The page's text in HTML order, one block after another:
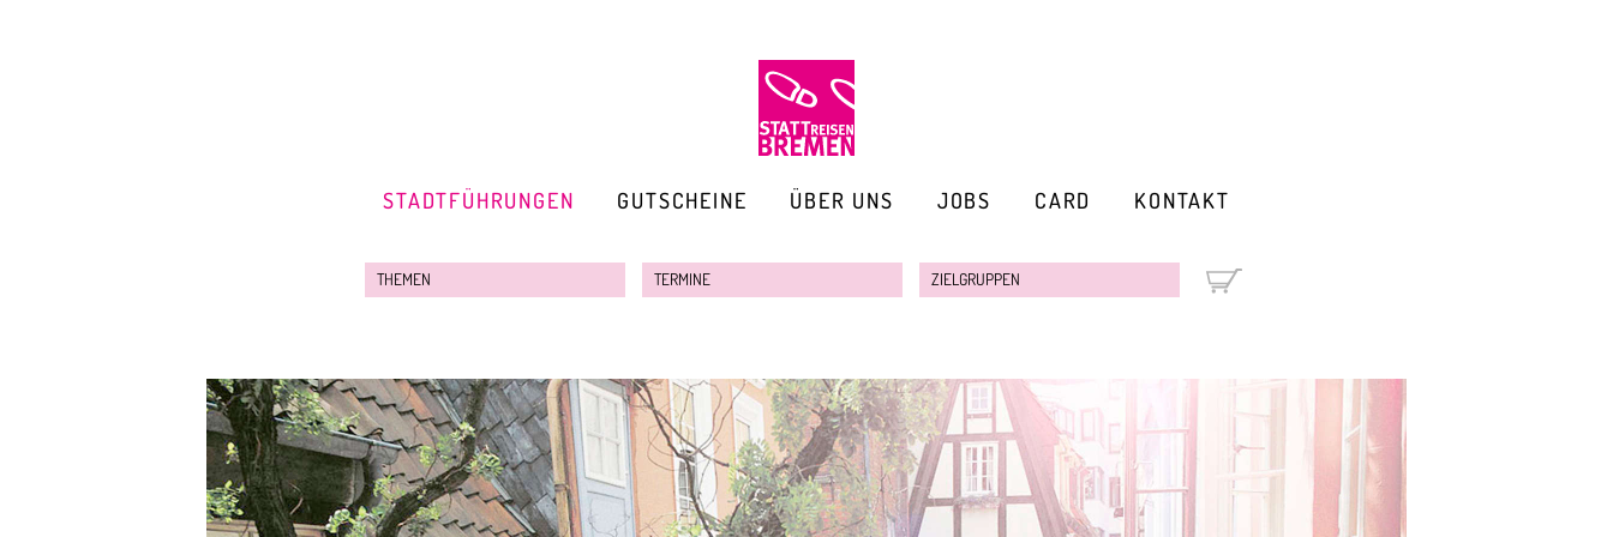
STADTFÜHRUNGEN GUTSCHEINE ÜBER UNS JOBS CARD KONTAKT